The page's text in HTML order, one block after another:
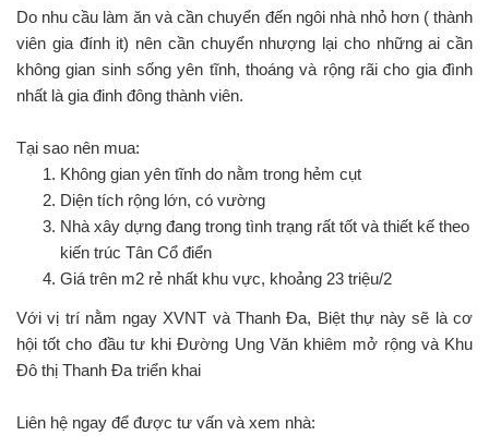
Do nhu cầu làm ăn và cần chuyển đến ngôi nhà nhỏ hơn ( thành
viên gia đính it) nên cần chuyển nhượng lại cho những ai cần
không gian sinh sống yên tĩnh, thoáng và rộng rãi cho gia đình
nhất là gia đinh đông thành viên.
Tại sao nên mua:
Không gian yên tĩnh do nằm trong hẻm cụt
Diện tích rộng lớn, có vường
Nhà xây dựng đang trong tình trạng rất tốt và thiết kế theo
kiến trúc Tân Cổ điển
Giá trên m2 rẻ nhất khu vực, khoảng 23 triệu/2
Với vị trí nằm ngay XVNT và Thanh Đa, Biệt thự này sẽ là cơ
hội tốt cho đầu tư khi Đường Ung Văn khiêm mở rộng và Khu
Đô thị Thanh Đa triển khai
Liên hệ ngay để được tư vấn và xem nhà: